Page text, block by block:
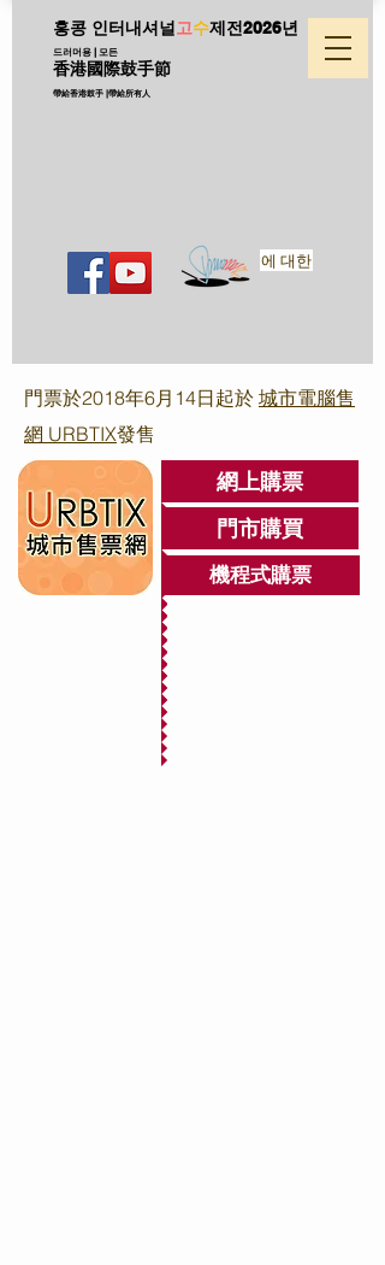
홍콩 인터내셔널 고수제전2026년
드러머용 | 모든
香港國際鼓手節
帶給香港鼓手 |帶給所有人
에 대한
門票於2018年6月14日起於 城市電腦售
網 URBTIX發售
網上購票
門市購買
機程式購票